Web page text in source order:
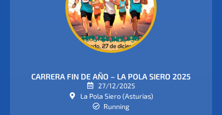
CARRERA FIN DE AÑO – LA POLA SIERO 2025
27/12/2025
La Pola Siero (Asturias)
Running